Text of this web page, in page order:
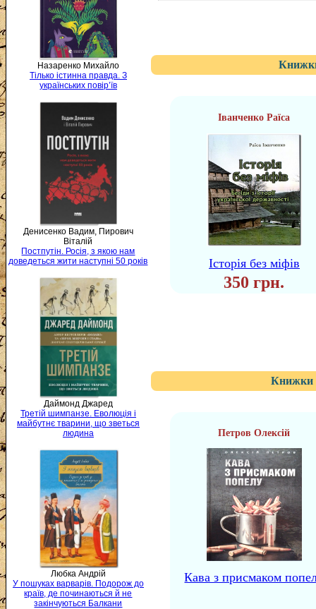
Назаренко Михайло
Тілько істинна правда. З
українських повір’їв
Денисенко Вадим, Пирович
Віталій
Постпутін. Росія, з якою нам
доведеться жити наступні 50 років
Даймонд Джаред
Третій шимпанзе. Еволюція і
майбутнє тварини, що зветься
людина
Любка Андрій
У пошуках варварів. Подорож до
країв, де починаються й не
закінчуються Балкани
Іванченко Раїса
Історія без міфів
350 грн.
Книжки
Петров Олексій
Кава з присмаком